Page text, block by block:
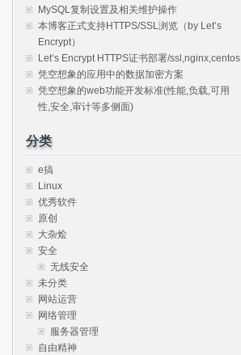
MySQL复制设置及相关维护操作
本博客正式支持HTTPS/SSL浏览（by Let’s
Encrypt）
Let’s Encrypt HTTPS证书部署/ssl,nginx,centos
凭空想象的应用中的数据加密方案
凭空想象的web功能开发标准(性能,负载,可用
性,安全,审计等多侧面)
分类
e搞
Linux
优秀软件
原创
大杂烩
安全
无线安全
未分类
网站运营
网络管理
服务器管理
自由精神